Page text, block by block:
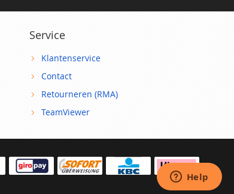
Service
Klantenservice
Contact
Retourneren (RMA)
TeamViewer